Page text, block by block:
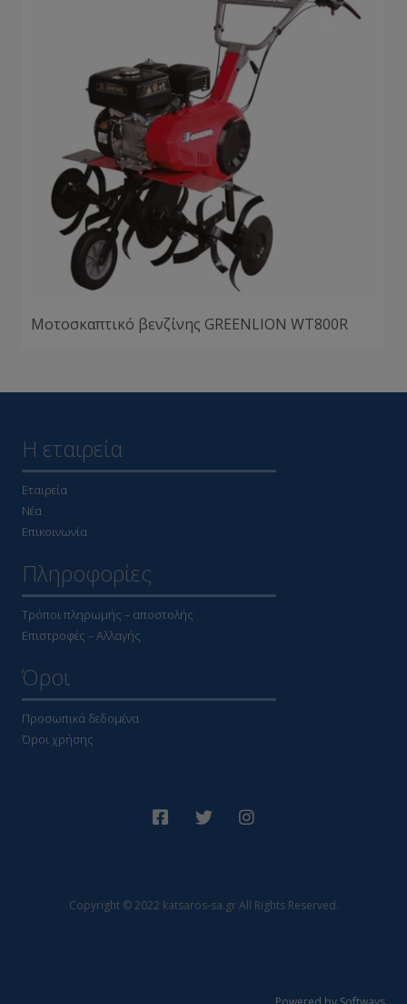
Μοτοσκαπτικό βενζίνης GREENLION WT800R
Η εταιρεία
Εταιρεία
Νέα
Επικοινωνία
Πληροφορίες
Τρόποι πληρωμής – αποστολής
Επιστροφές – Αλλαγής
Όροι
Προσωπικά δεδομένα
Όροι χρήσης
Copyright © 2022 katsaros-sa.gr All Rights Reserved.